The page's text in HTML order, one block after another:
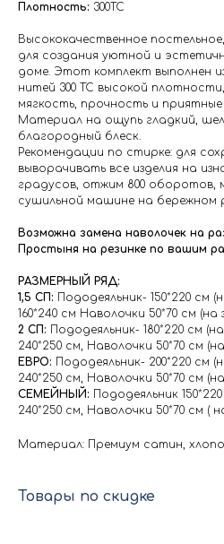
Плотность: 300ТС
Высококачественное
для создания уютной и
доме. Этот комплект выполнен
нитей 300 ТС высокой
мягкость, прочность и
Материал на ощупь гладкий,
благородный блеск.
Рекомендации по стирке: для
выворачивать все изделия на
градусов, отжим 800 оборотов,
сушильной машине на бережном
Возможна замена наволочек на
Простыня на резинке по вашим
РАЗМЕРНЫЙ РЯД:
1,5 СП:
Пододеяльник- 150*220 см
160*240 см Наволочки 50*70 см
2 СП:
Пододеяльник- 180*220 см
240*250 см, Наволочки 50*70 см
ЕВРО:
Пододеяльник- 200*220 см
240*250 см, Наволочки 50*70 см
СЕМЕЙНЫЙ:
Пододеяльник
240*250 см, Наволочки 50*70 см (
Материал: Премиум сатин,
Товары по скидке